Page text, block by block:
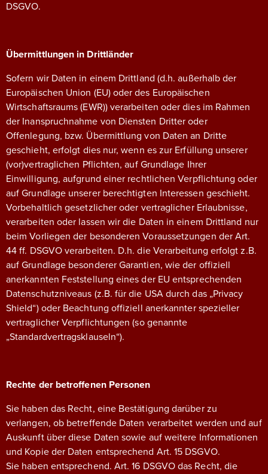
DSGVO.
Übermittlungen in Drittländer
Sofern wir Daten in einem Drittland (d.h. außerhalb der
Europäischen Union (EU) oder des Europäischen
Wirtschaftsraums (EWR)) verarbeiten oder dies im Rahmen
der Inanspruchnahme von Diensten Dritter oder
Offenlegung, bzw. Übermittlung von Daten an Dritte
geschieht, erfolgt dies nur, wenn es zur Erfüllung unserer
(vor)vertraglichen Pflichten, auf Grundlage Ihrer
Einwilligung, aufgrund einer rechtlichen Verpflichtung oder
auf Grundlage unserer berechtigten Interessen geschieht.
Vorbehaltlich gesetzlicher oder vertraglicher Erlaubnisse,
verarbeiten oder lassen wir die Daten in einem Drittland nur
beim Vorliegen der besonderen Voraussetzungen der Art.
44 ff. DSGVO verarbeiten. D.h. die Verarbeitung erfolgt z.B.
auf Grundlage besonderer Garantien, wie der offiziell
anerkannten Feststellung eines der EU entsprechenden
Datenschutzniveaus (z.B. für die USA durch das „Privacy
Shield“) oder Beachtung offiziell anerkannter spezieller
vertraglicher Verpflichtungen (so genannte
„Standardvertragsklauseln“).
Rechte der betroffenen Personen
Sie haben das Recht, eine Bestätigung darüber zu
verlangen, ob betreffende Daten verarbeitet werden und auf
Auskunft über diese Daten sowie auf weitere Informationen
und Kopie der Daten entsprechend Art. 15 DSGVO.
Sie haben entsprechend. Art. 16 DSGVO das Recht, die